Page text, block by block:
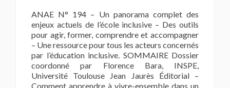
ANAE N° 194 – Un panorama complet des
enjeux actuels de l’école inclusive – Des outils
pour agir, former, comprendre et accompagner
– Une ressource pour tous les acteurs concernés
par l’éducation inclusive. SOMMAIRE Dossier
coordonné par Florence Bara, INSPE,
Université Toulouse Jean Jaurès Éditorial –
Comment apprendre à vivre-ensemble dans un